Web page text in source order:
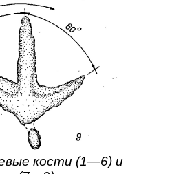
кости (1—6) и